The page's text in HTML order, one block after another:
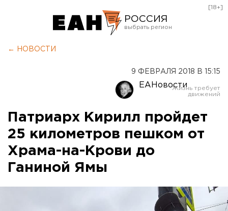
РОССИЯ
Оренбург
[18+]
← НОВОСТИ
9 ФЕВРАЛЯ 2018 В 15:15
ЕАНовости
Патриарх Кирилл пройдет
25 километров пешком от
Храма-на-Крови до
Ганиной Ямы